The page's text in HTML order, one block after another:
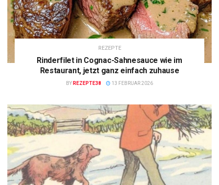
REZEPTE
Rinderfilet in Cognac-Sahnesauce wie im
Restaurant, jetzt ganz einfach zuhause
BY REZEPTE38 13 FEBRUAR 2026